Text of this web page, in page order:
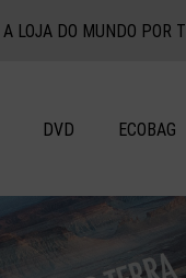
LOJA DO MUNDO POR
DVD ECOBAG